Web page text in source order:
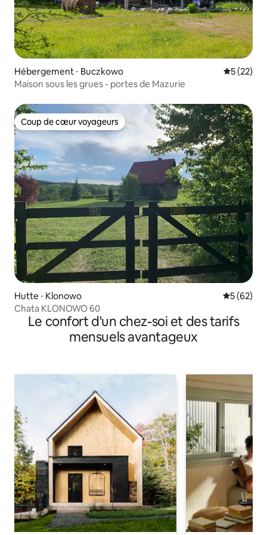
Hébergement ⋅ Buczkowo
5 (22)
Maison sous les grues - portes de Mazurie
Coup de cœur voyageurs
Coup de cœur voyageurs
Hutte ⋅ Klonowo
5 (62)
Chata KLONOWO 60
Le confort d'un chez-soi et des tarifs
mensuels avantageux